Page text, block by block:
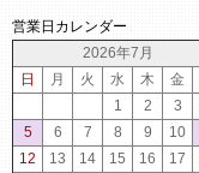
営業日カレンダー
2026年7月
日
月 火 水 木 金
1
2 3
5
6 7 8 9 10
12
13 14 15 16 17